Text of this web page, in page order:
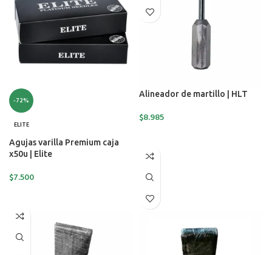
-72%
ELITE
Agujas varilla Premium caja
x50u | Elite
$7.500
Alineador de martillo | HLT
$8.985